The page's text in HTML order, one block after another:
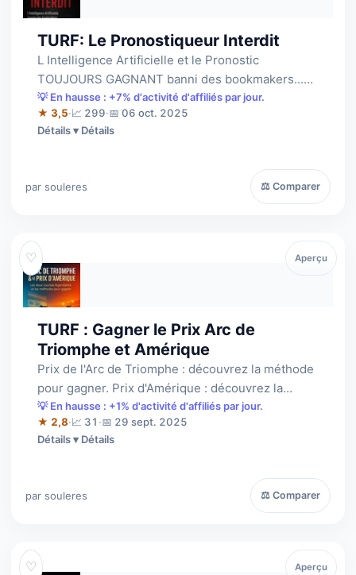
TURF: Le Pronostiqueur Interdit
L Intelligence Artificielle et le Pronostic
TOUJOURS GAGNANT banni des bookmakers...
enfin révélé au grand public ! Personne ne p…
💡 En hausse : +7% d'activité d'affiliés par jour.
★ 3,5·📈 299·📅 06 oct. 2025
Détails
par souleres ⚖ Comparer
♡
TURF : Gagner le Prix Arc de
Triomphe et Amérique
Prix de l'Arc de Triomphe : découvrez la méthode
pour gagner. Prix d'Amérique : découvrez la
méthode pour gagner.2 Méthodes valab…
💡 En hausse : +1% d'activité d'affiliés par jour.
★ 2,8·📈 31 ·📅 29 sept. 2025
Détails
par souleres ⚖ Comparer
Aperçu
♡ Aperçu